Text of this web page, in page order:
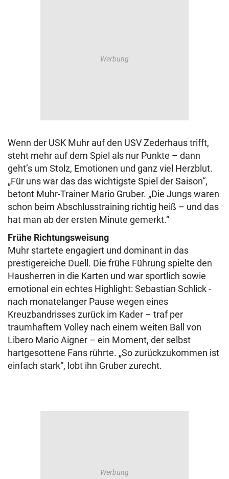
Wenn der USK Muhr auf den USV Zederhaus trifft,
steht mehr auf dem Spiel als nur Punkte – dann
geht’s um Stolz, Emotionen und ganz viel Herzblut.
„Für uns war das das wichtigste Spiel der Saison“,
betont Muhr-Trainer Mario Gruber. „Die Jungs waren
schon beim Abschlusstraining richtig heiß – und das
hat man ab der ersten Minute gemerkt.“
Frühe Richtungsweisung
Muhr startete engagiert und dominant in das
prestigereiche Duell. Die frühe Führung spielte den
Hausherren in die Karten und war sportlich sowie
emotional ein echtes Highlight: Sebastian Schlick -
nach monatelanger Pause wegen eines
Kreuzbandrisses zurück im Kader – traf per
traumhaftem Volley nach einem weiten Ball von
Libero Mario Aigner – ein Moment, der selbst
hartgesottene Fans rührte. „So zurückzukommen ist
einfach stark“, lobt ihn Gruber zurecht.